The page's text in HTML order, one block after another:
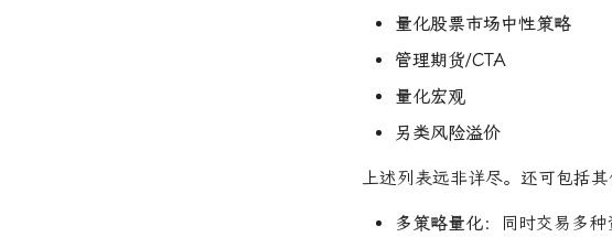
量化股票市场中性策略
管理期货/CTA
量化宏观
另类风险溢价
上述列表远非详尽。还可包括其
多策略量化：同时交易多